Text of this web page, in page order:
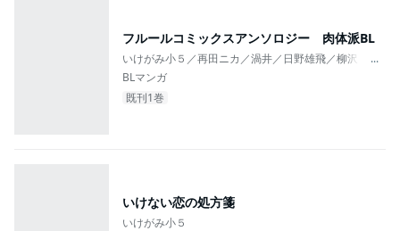
フルールコミックスアンソロジー 肉体派BL
いけがみ小５／再田ニカ／渦井／日野雄飛／柳沢ゆきお
...
BLマンガ
既刊1巻
いけない恋の処方箋
いけがみ小５